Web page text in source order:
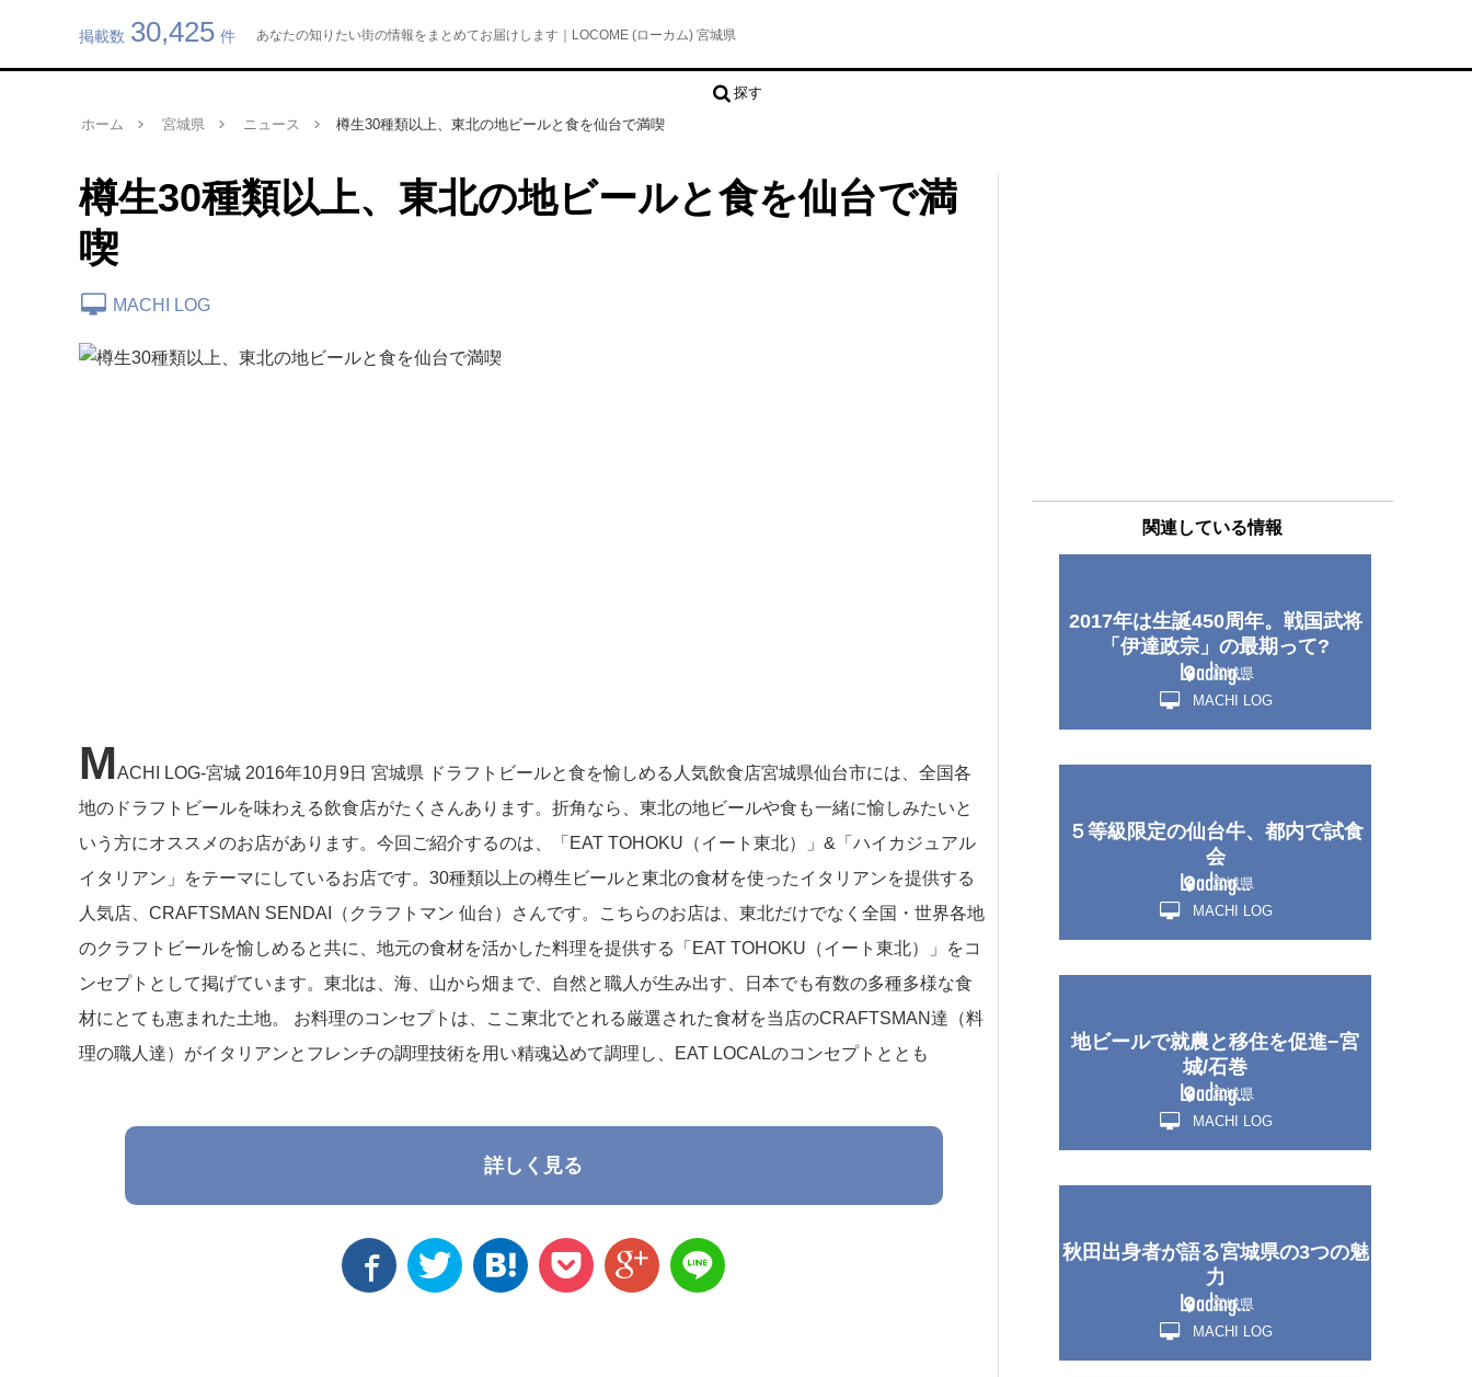
掲載数 30,425 件 あなたの知りたい街の情報をまとめてお届けします｜LOCOME (ローカム) 宮城県
探す
ホーム
宮城県 ニュース 樽生30種類以上、東北の地ビールと食を仙台で満喫
樽生30種類以上、東北の地ビールと食を仙台で満
喫
MACHI LOG
MACHI LOG-宮城 2016年10月9日 宮城県 ドラフトビールと食を愉しめる人気飲食店宮城県仙台市には、全国各
地のドラフトビールを味わえる飲食店がたくさんあります。折角なら、東北の地ビールや食も一緒に愉しみたいと
いう方にオススメのお店があります。今回ご紹介するのは、「EAT TOHOKU（イート東北）」&「ハイカジュアル
イタリアン」をテーマにしているお店です。30種類以上の樽生ビールと東北の食材を使ったイタリアンを提供する
人気店、CRAFTSMAN SENDAI（クラフトマン 仙台）さんです。こちらのお店は、東北だけでなく全国・世界各地
のクラフトビールを愉しめると共に、地元の食材を活かした料理を提供する「EAT TOHOKU（イート東北）」をコ
ンセプトとして掲げています。東北は、海、山から畑まで、自然と職人が生み出す、日本でも有数の多種多様な食
材にとても恵まれた土地。 お料理のコンセプトは、ここ東北でとれる厳選された食材を当店のCRAFTSMAN達（料
理の職人達）がイタリアンとフレンチの調理技術を用い精魂込めて調理し、EAT LOCALのコンセプトととも
詳しく見る
関連している情報
2017年は生誕450周年。戦国武将
「伊達政宗」の最期って?
宮城県
MACHI LOG
５等級限定の仙台牛、都内で試食
会
宮城県
MACHI LOG
地ビールで就農と移住を促進−宮
城/石巻
宮城県
MACHI LOG
秋田出身者が語る宮城県の3つの魅
力
宮城県
MACHI LOG